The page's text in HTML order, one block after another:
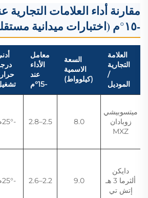
مقارنة أداء العلامات
-١٥°م (اختبارات ميدانية مستقلة)
العلامة
التجارية
/
الموديل
السعة
الاسمية
(كيلوواط)
معامل
الأداء
عند
-15°م
ميتسوبيشي
زوبادان
MXZ
8.0
2.5–2.8 -25°م
دايكن
ألثرما 3 هـ
إتش تي
9.0
2.2–2.6 -25°م